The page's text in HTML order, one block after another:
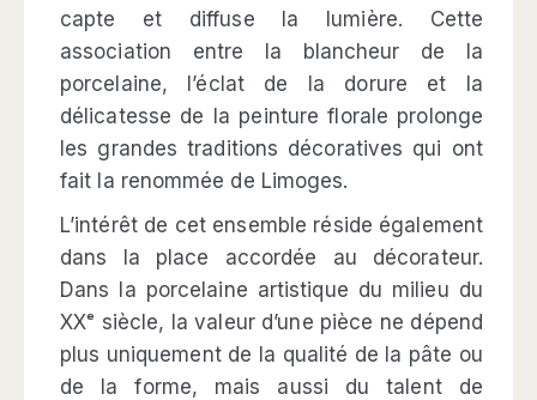
capte et diffuse la lumière. Cette
association entre la blancheur de la
porcelaine, l’éclat de la dorure et la
délicatesse de la peinture florale prolonge
les grandes traditions décoratives qui ont
fait la renommée de Limoges.
L’intérêt de cet ensemble réside également
dans la place accordée au décorateur.
Dans la porcelaine artistique du milieu du
XXᵉ siècle, la valeur d’une pièce ne dépend
plus uniquement de la qualité de la pâte ou
de la forme, mais aussi du talent de